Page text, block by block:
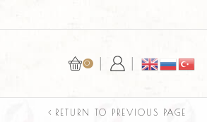
0
RETURN TO PREVIOUS PAGE